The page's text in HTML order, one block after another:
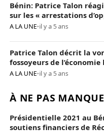
Bénin: Patrice Talon
sur les « arrestations
A LA UNE•il y a 5 ans
Patrice Talon décrit la
fossoyeurs de
A LA UNE•il y a 5 ans
À NE PAS
Présidentielle 2021 au
soutiens financiers de